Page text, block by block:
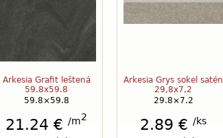
Arkesia Grafit leštená
59.8x59.8
59.8×59.8
21.24 € /m2
Arkesia Grys sokel satén
29,8x7,2
29.8×7.2
2.89 € /ks